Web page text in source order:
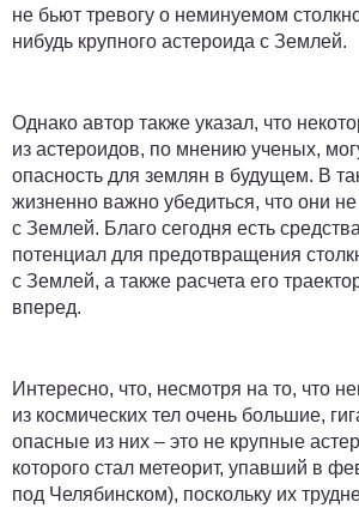
не бьют тревогу о неминуемом
нибудь крупного астероида с Землей.
Однако автор также указал, что
из астероидов, по мнению ученых,
опасность для землян в будущем. В
жизненно важно убедиться, что они не
с Землей. Благо сегодня есть
потенциал для предотвращения
с Землей, а также расчета его
вперед.
Интересно, что, несмотря на то, что
из космических тел очень большие,
опасные из них – это не крупные
которого стал метеорит, упавший в
под Челябинском), поскольку их